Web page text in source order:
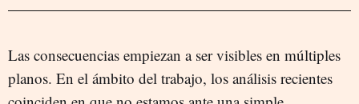
Las consecuencias empiezan a ser visibles en múltiples
planos. En el ámbito del trabajo, los análisis recientes